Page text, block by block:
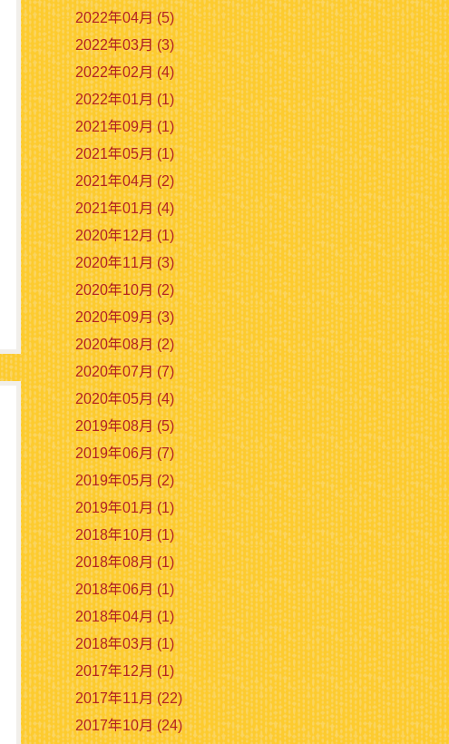
2022年04月 (5)
2022年03月 (3)
2022年02月 (4)
2022年01月 (1)
2021年09月 (1)
2021年05月 (1)
2021年04月 (2)
2021年01月 (4)
2020年12月 (1)
2020年11月 (3)
2020年10月 (2)
2020年09月 (3)
2020年08月 (2)
2020年07月 (7)
2020年05月 (4)
2019年08月 (5)
2019年06月 (7)
2019年05月 (2)
2019年01月 (1)
2018年10月 (1)
2018年08月 (1)
2018年06月 (1)
2018年04月 (1)
2018年03月 (1)
2017年12月 (1)
2017年11月 (22)
2017年10月 (24)